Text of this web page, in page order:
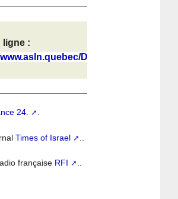
ligne :
Dossiers/Au...
24. .
Times of Israel
française RFI ..